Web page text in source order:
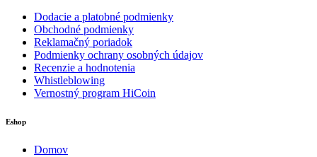
Dodacie a platobné podmienky
Obchodné podmienky
Reklamačný poriadok
Podmienky ochrany osobných údajov
Recenzie a hodnotenia
Whistleblowing
Vernostný program HiCoin
Eshop
Domov